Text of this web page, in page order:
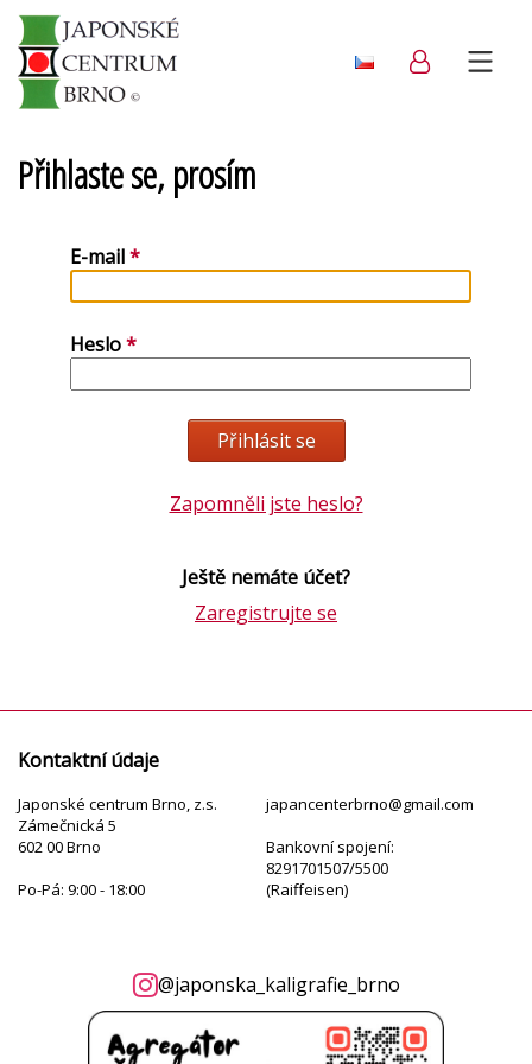
Přihlaste se, prosím
E-mail
Heslo
Zapomněli jste heslo?
Ještě nemáte účet?
Zaregistrujte se
Kontaktní údaje
Japonské centrum Brno, z.s.
Zámečnická 5
602 00 Brno
Po-Pá: 9:00 - 18:00
japancenterbrno@gmail.com
Bankovní spojení:
8291701507/5500
(Raiffeisen)
@japonska_kaligrafie_brno